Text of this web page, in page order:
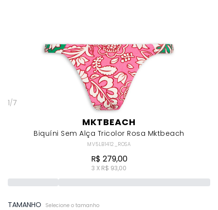
1/7
MKTBEACH
Biquíni Sem Alça Tricolor Rosa Mktbeach
MV5LB1412_ROSA
R$ 279,00
3 X R$ 93,00
TAMANHO Selecione o tamanho